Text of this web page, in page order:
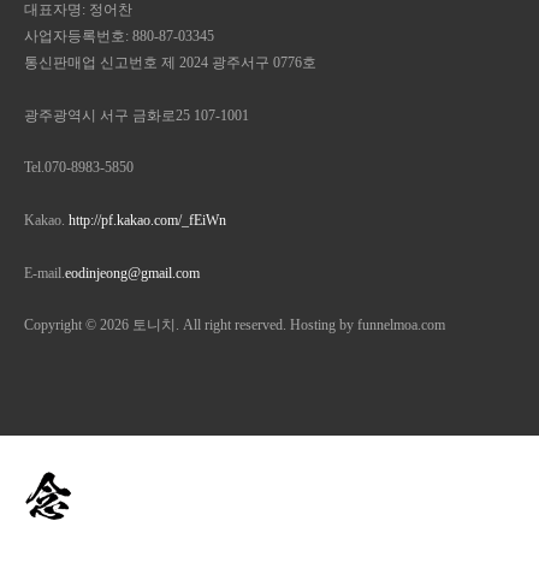
대표자명: 정어찬
사업자등록번호: 880-87-03345
통신판매업 신고번호 제 2024 광주서구 0776호
광주광역시 서구 금화로25 107-1001
Tel.070-8983-5850
Kakao. http://pf.kakao.com/_fEiWn
E-mail.eodinjeong@gmail.com
Copyright © 2026 토니치. All right reserved. Hosting by funnelmoa.com